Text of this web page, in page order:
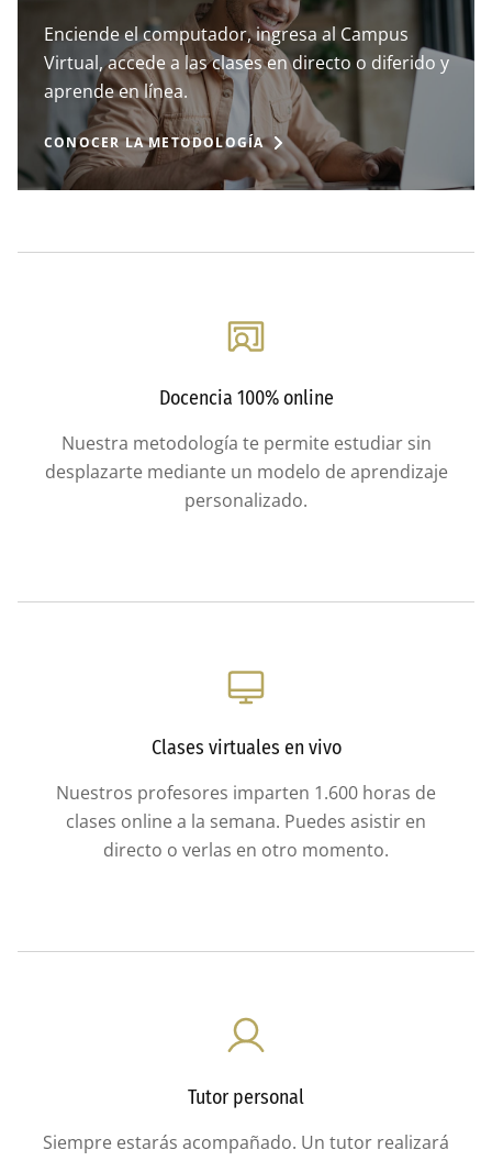
Enciende el computador, ingresa al Campus
Virtual, accede a las clases en directo o diferido y
aprende en línea.
CONOCER LA METODOLOGÍA
Docencia 100% online
Nuestra metodología te permite estudiar sin
desplazarte mediante un modelo de aprendizaje
personalizado.
Clases virtuales en vivo
Nuestros profesores imparten 1.600 horas de
clases online a la semana. Puedes asistir en
directo o verlas en otro momento.
Tutor personal
Siempre estarás acompañado. Un tutor realizará